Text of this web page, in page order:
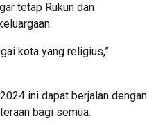
tetap Rukun dan
kota yang religius,”
ini dapat berjalan dengan
bagi semua.